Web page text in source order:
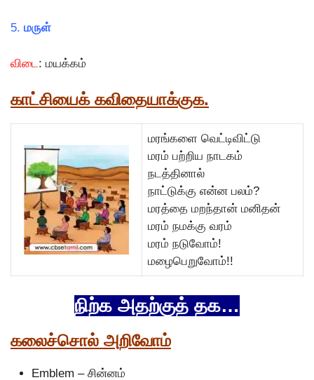
5. மருள்
விடை: மயக்கம்
காட்சியைக் கவிதையாக்குக.
மரங்களை வெட்டிவிட்டு
மரம் பற்றிய நாடகம்
நடத்தினால்
நாட்டுக்கு என்ன பலம்?
மரத்தை மறந்தான் மனிதன்
மரம் நமக்கு வரம்
மரம் நடுவோம்!
மழைபெறுவோம்!!
நிற்க அதற்குத் தக…
கலைச்சொல் அறிவோம்
Emblem – சின்னம்